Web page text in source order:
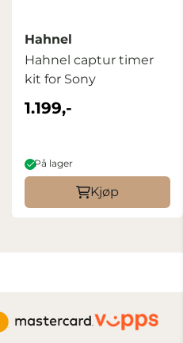
Hahnel
Hahnel captur timer
kit for Sony
1.199,-
På lager
Kjøp